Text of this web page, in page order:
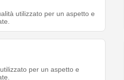
utilizzato per un aspetto e
per un aspetto e